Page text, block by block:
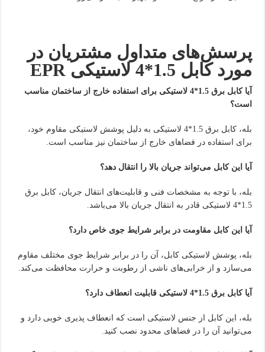
پرسش‌های متداول مشتریان در
مورد کابل 1.5*4 لاستیکی
EPR
آیا کابل برق 1.5*4 لاستیکی برای استفاده خارج از ساختمان مناسب
است؟
بله، کابل برق 1.5*4 لاستیکی به دلیل پوشش لاستیکی مقاوم خود،
برای استفاده در فضاهای خارج از ساختمان نیز مناسب است.
آیا این کابل می‌تواند جریان بالا را انتقال دهد؟
بله، با توجه به مشخصات فنی و قابلیت‌های انتقال جریان، کابل برق
1.5*4 لاستیکی قادر به انتقال جریان بالا می‌باشد.
آیا این کابل مقاومت در برابر شرایط جوی خاص دارد؟
بله، پوشش لاستیکی کابل، آن را در برابر شرایط جوی مختلف مقاوم
می‌سازد و از خرابی‌های ناشی از رطوبت و حرارت محافظت می‌کند.
آیا کابل برق 1.5*4 لاستیکی قابلیت انعطاف دارد؟
بله، این کابل از جنس لاستیکی است که انعطاف پذیری خوبی دارد و
می‌توانید آن را در فضاهای محدود نصب کنید.